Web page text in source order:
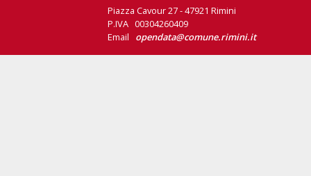
Piazza Cavour 27 - 47921 Rimini
P.IVA 00304260409
Email opendata@comune.rimini.it